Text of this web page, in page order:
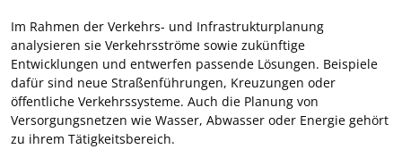
Im Rahmen der Verkehrs- und Infrastrukturplanung
analysieren sie Verkehrsströme sowie zukünftige
Entwicklungen und entwerfen passende Lösungen. Beispiele
dafür sind neue Straßenführungen, Kreuzungen oder
öffentliche Verkehrssysteme. Auch die Planung von
Versorgungsnetzen wie Wasser, Abwasser oder Energie gehört
zu ihrem Tätigkeitsbereich.